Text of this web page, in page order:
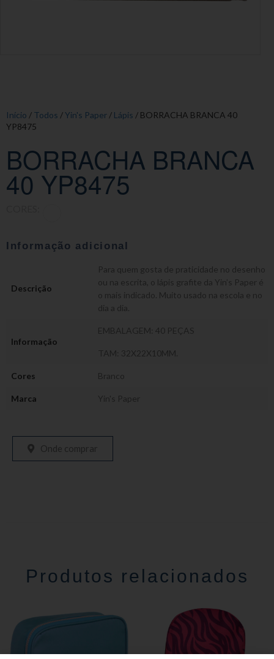
Início / Todos /Yin's Paper / Lápis / BORRACHA BRANCA 40
YP8475
BORRACHA BRANCA
40 YP8475
Informação adicional
Descrição
Para quem gosta de praticidade no desenho
ou na escrita, o lápis grafite da Yin’s Paper é
o mais indicado. Muito usado na escola e no
dia a dia.
Informação
EMBALAGEM: 40 PEÇAS
TAM: 32X22X10MM.
Cores Branco
Marca Yin's Paper
Onde comprar
Produtos relacionados